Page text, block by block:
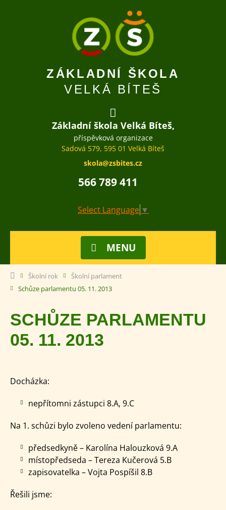
ZÁKLADNÍ ŠKOLA
VELKÁ BÍTEŠ
Základní škola Velká Bíteš,
příspěvková organizace
Sadová 579, 595 01 Velká Bíteš
skola@zsbites.cz
566 789 411
Select Language ▼
MENU
Školní rok
Školní parlament
Schůze parlamentu 05. 11. 2013
SCHŮZE PARLAMENTU
05. 11. 2013
Docházka:
nepřítomni zástupci 8.A, 9.C
Na 1. schůzi bylo zvoleno vedení parlamentu:
předsedkyně – Karolína Halouzková 9.A
místopředseda – Tereza Kučerová 5.B
zapisovatelka – Vojta Pospíšil 8.B
Řešili jsme: